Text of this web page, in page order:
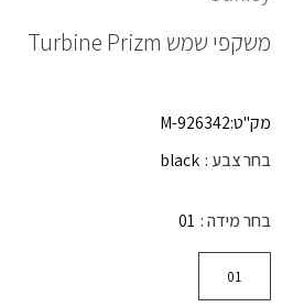
משקפי שמש Turbine Prizm
מק"ט:926342-M
בחר צבע black
בחר מידה 01
01